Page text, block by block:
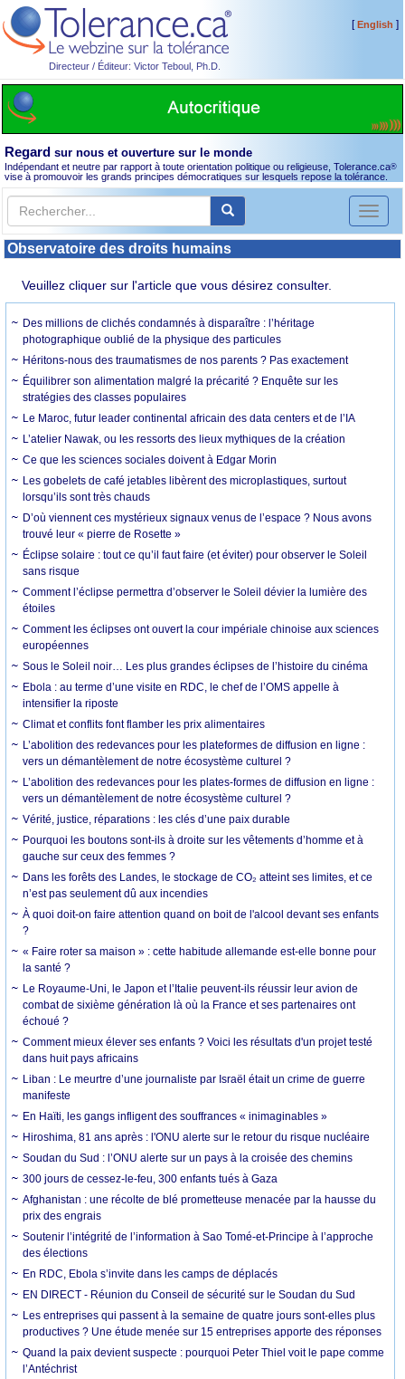
Directeur / Éditeur: Victor Teboul, Ph.D.
[English ]
Regard sur nous et ouverture sur le monde
Indépendant et neutre par rapport à toute orientation politique ou religieuse, Tolerance.ca®
vise à promouvoir les grands principes démocratiques sur lesquels repose la tolérance.
Toggle
Observatoire des droits humains
Veuillez cliquer sur l'article que vous désirez consulter.
Des millions de clichés condamnés à disparaître : l’héritage
photographique oublié de la physique des particules
Héritons-nous des traumatismes de nos parents ? Pas exactement
Équilibrer son alimentation malgré la précarité ? Enquête sur les
stratégies des classes populaires
Le Maroc, futur leader continental africain des data centers et de l’IA
L’atelier Nawak, ou les ressorts des lieux mythiques de la création
Ce que les sciences sociales doivent à Edgar Morin
Les gobelets de café jetables libèrent des microplastiques, surtout
lorsqu’ils sont très chauds
D’où viennent ces mystérieux signaux venus de l’espace ? Nous avons
trouvé leur « pierre de Rosette »
Éclipse solaire : tout ce qu’il faut faire (et éviter) pour observer le Soleil
sans risque
Comment l’éclipse permettra d’observer le Soleil dévier la lumière des
étoiles
Comment les éclipses ont ouvert la cour impériale chinoise aux sciences
européennes
Sous le Soleil noir… Les plus grandes éclipses de l’histoire du cinéma
Ebola : au terme d’une visite en RDC, le chef de l’OMS appelle à
intensifier la riposte
Climat et conflits font flamber les prix alimentaires
L’abolition des redevances pour les plateformes de diffusion en ligne :
vers un démantèlement de notre écosystème culturel ?
L’abolition des redevances pour les plates-formes de diffusion en ligne :
vers un démantèlement de notre écosystème culturel ?
Vérité, justice, réparations : les clés d’une paix durable
Pourquoi les boutons sont-ils à droite sur les vêtements d’homme et à
gauche sur ceux des femmes ?
Dans les forêts des Landes, le stockage de CO₂ atteint ses limites, et ce
n’est pas seulement dû aux incendies
À quoi doit-on faire attention quand on boit de l'alcool devant ses enfants
?
« Faire roter sa maison » : cette habitude allemande est-elle bonne pour
la santé ?
Le Royaume-Uni, le Japon et l’Italie peuvent-ils réussir leur avion de
combat de sixième génération là où la France et ses partenaires ont
échoué ?
Comment mieux élever ses enfants ? Voici les résultats d'un projet testé
dans huit pays africains
Liban : Le meurtre d’une journaliste par Israël était un crime de guerre
manifeste
En Haïti, les gangs infligent des souffrances « inimaginables »
Hiroshima, 81 ans après : l'ONU alerte sur le retour du risque nucléaire
Soudan du Sud : l’ONU alerte sur un pays à la croisée des chemins
300 jours de cessez-le-feu, 300 enfants tués à Gaza
Afghanistan : une récolte de blé prometteuse menacée par la hausse du
prix des engrais
Soutenir l’intégrité de l’information à Sao Tomé-et-Principe à l’approche
des élections
En RDC, Ebola s’invite dans les camps de déplacés
EN DIRECT - Réunion du Conseil de sécurité sur le Soudan du Sud
Les entreprises qui passent à la semaine de quatre jours sont-elles plus
productives ? Une étude menée sur 15 entreprises apporte des réponses
Quand la paix devient suspecte : pourquoi Peter Thiel voit le pape comme
l’Antéchrist